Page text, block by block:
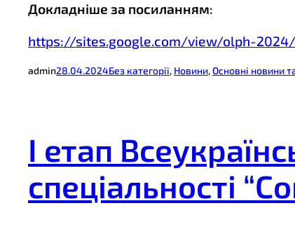
Докладніше за посиланням:
https://sites.google.com/view/olph-2024/
admin28.04.2024Без категорії, Новини, Основні новини
І етап
спеціальності